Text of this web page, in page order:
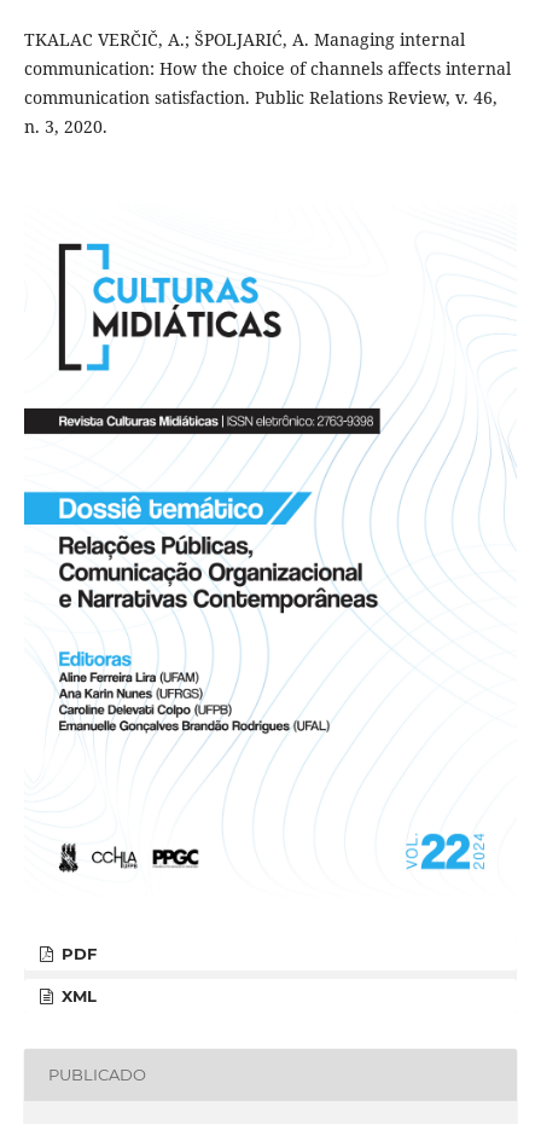
TKALAC VERČIČ, A.; ŠPOLJARIĆ, A. Managing internal
communication: How the choice of channels affects internal
communication satisfaction. Public Relations Review, v. 46,
n. 3, 2020.
PDF
XML
PUBLICADO